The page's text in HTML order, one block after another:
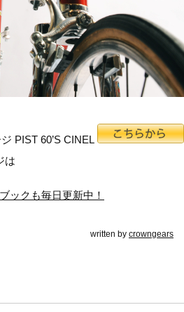
PIST 60’S CINEL
は
ックも毎日更新中！
written by crowngears